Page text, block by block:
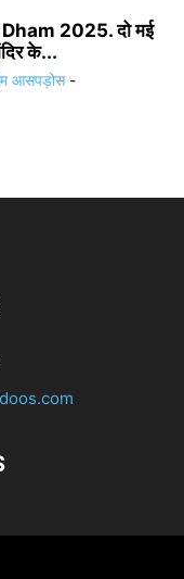
2025. दो मई
के...
आसपड़ोस -